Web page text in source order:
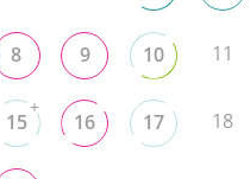
8 9 10 11
15
+
16 17 18